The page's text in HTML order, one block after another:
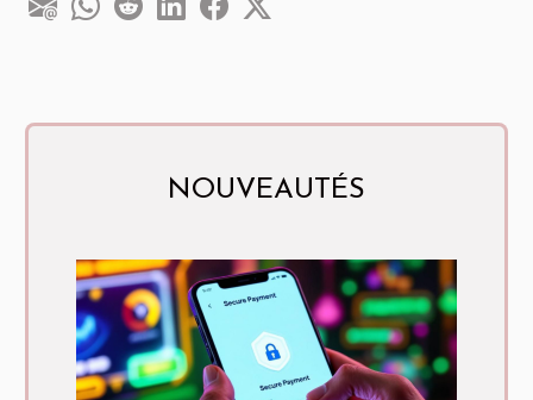
NOUVEAUTÉS